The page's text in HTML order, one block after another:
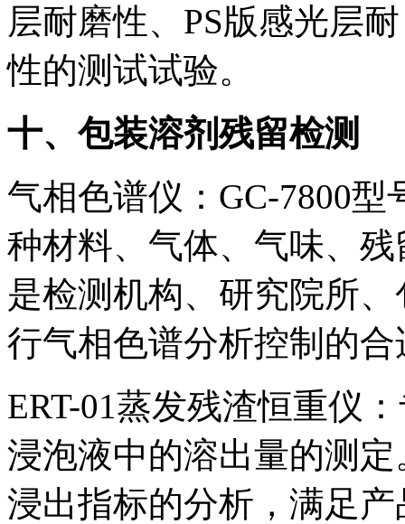
层耐磨性、PS版感光层
性的测试试验。
十、包装溶剂残留检测
气相色谱仪：GC-7800
种材料、气体、气味、
是检测机构、研究院所
行气相色谱分析控制的
ERT-01蒸发残渣恒重仪
浸泡液中的溶出量的测
浸出指标的分析，满足